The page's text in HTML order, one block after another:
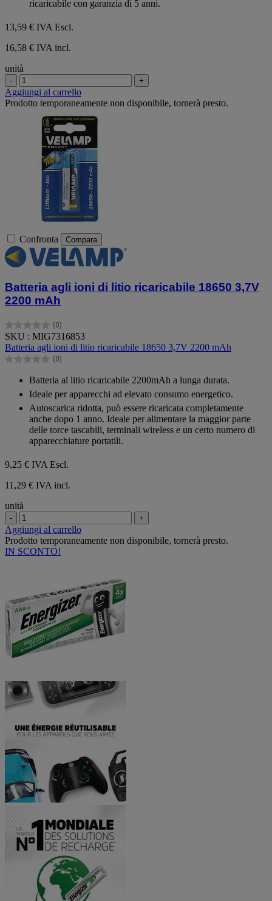
ricaricabile con garanzia di 5 anni.
13,59 € IVA Escl.
16,58 € IVA incl.
unità
- +
Aggiungi al carrello
Prodotto temporaneamente non disponibile, tornerà presto.
Confronta Compara
Batteria agli ioni di litio ricaricabile 18650 3,7V
2200 mAh
(0)
0.0
su
5
stelle.
SKU : MIG7316853
Batteria agli ioni di litio ricaricabile 18650 3,7V 2200 mAh
(0)
0.0
stelle.
Batteria al litio ricaricabile 2200mAh a lunga durata.
Ideale per apparecchi ad elevato consumo energetico.
Autoscarica ridotta, può essere ricaricata completamente
anche dopo 1 anno. Ideale per alimentare la maggior parte
delle torce tascabili, terminali wireless e un certo numero di
apparecchiature portatili.
9,25 € IVA Escl.
11,29 € IVA incl.
unità
- +
Aggiungi al carrello
Prodotto temporaneamente non disponibile, tornerà presto.
IN SCONTO!